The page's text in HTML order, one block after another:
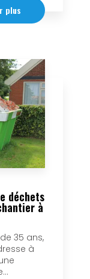
plus
déchets
à
35 ans,
à